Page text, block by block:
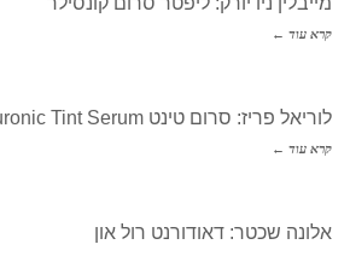
קרא עוד ←
לוריאל פריז: סרום טינט Hyaluronic Tint Serum
קרא עוד ←
אלונה שכטר: דאודורנט רול און